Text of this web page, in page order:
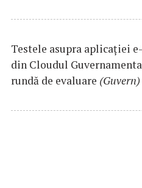
Testele asupra aplicaţiei
din Cloudul
rundă de evaluare (Guvern)